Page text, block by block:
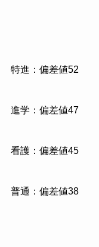
特進：偏差値52
進学：偏差値47
看護：偏差値45
普通：偏差値38